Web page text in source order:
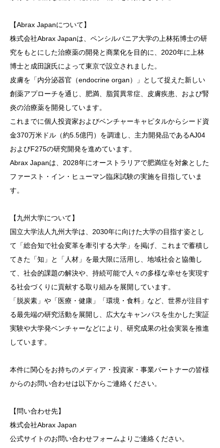
【Abrax Japanについて】
株式会社Abrax Japanは、ペンシルバニア大学の上林拓博士の研
究をもとにした治療薬の開発と商業化を目的に、2020年に上林
博士と成田譲氏によって東京で設立されました。
皮膚を「内分泌器官（endocrine organ）」として捉えた新しい
創薬アプローチを通じ、肥満、脂質異常症、皮膚疾患、および腎
炎の治療薬を開発しています。
これまでに個人投資家およびベンチャーキャピタルからシード資
金370万米ドル（約5.5億円）を調達し、主力開発品であるAJ04
およびF275の研究開発を進めています。
Abrax Japanは、2028年にオーストラリアで肥満症を対象とした
ファースト・イン・ヒューマン臨床試験の実施を目指していま
す。
【九州大学について】
国立大学法人九州大学は、2030年に向けた大学の目指す姿とし
て「総合知で社会変革を牽引する大学」を掲げ、これまで蓄積し
てきた「知」と「人材」を最大限に活用し、地域社会と協働し
て、社会的課題の解決や、持続可能で人々の多様な幸せを実現す
る社会づくりに貢献する取り組みを展開しています。
「脱炭素」や「医療・健康」「環境・食料」など、世界が注目す
る最先端の研究活動を展開し、広大なキャンパスを生かした実証
実験や大学発ベンチャーなどにより、研究成果の社会実装を推進
しています。
本件に関心をお持ちのメディア・投資家・事業パートナーの皆様
からのお問い合わせは以下からご連絡ください。
【問い合わせ先】
株式会社Abrax Japan
公式サイトのお問い合わせフォームよりご連絡ください。